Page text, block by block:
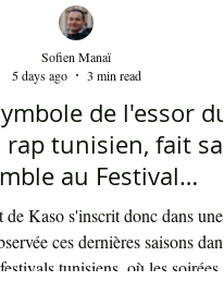
de l'essor du
rap tunisien, fait
au Festival
de Sfax - Par
Sofien Manaï
5 days ago
3 min read